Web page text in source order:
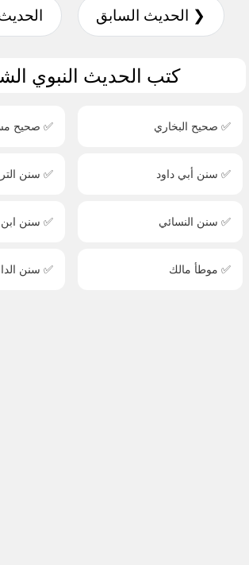
❮ الحديث السابق
كتب الحديث النبوي
✅ صحيح البخاري ✅ صحيح
✅ سنن أبي داود ✅ سنن
✅ سنن النسائي ✅ سنن
✅ موطأ مالك ✅ سنن